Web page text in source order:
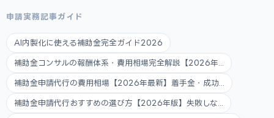
申請実務記事ガイド
AI内製化に使える補助金完全ガイド2026
補助金コンサルの報酬体系・費用相場完全解説【2026年...
補助金申請代行の費用相場【2026年最新】着手金・成功...
補助金申請代行おすすめの選び方【2026年版】失敗しな...